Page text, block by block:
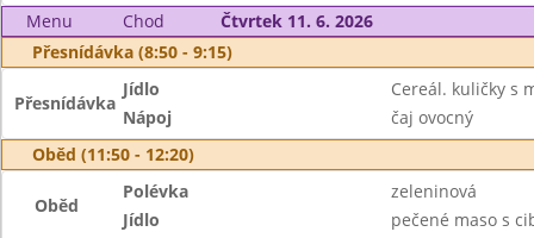
Menu Chod
Čtvrtek 11. 6. 2026
Přesnídávka (8:50 - 9:15)
Přesnídávka
Jídlo
Cereál. kuličky s
Nápoj
čaj ovocný
Oběd (11:50 - 12:20)
Oběd
Polévka
zeleninová
Jídlo
pečené maso s